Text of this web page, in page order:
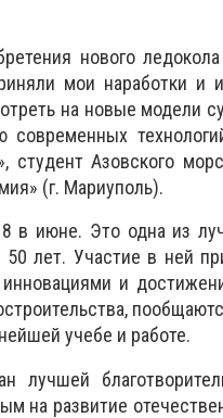
нового
мои наработки и
на новые модели
студент Азовского
(г. Мариуполь).
в июне. Это одна из
лет. Участие в ней
и
учебе и работе.
на развитие